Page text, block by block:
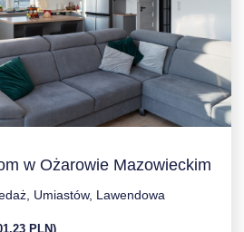
w Ożarowie Mazowieckim
Umiastów, Lawendowa
PLN)